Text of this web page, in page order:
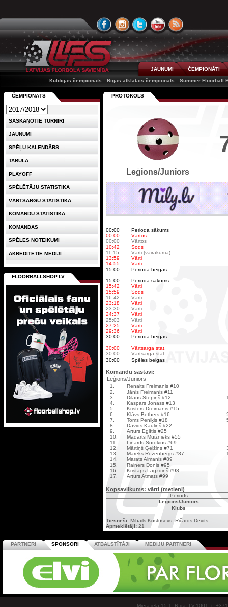
JAUNUMI
ČEMPIONĀTI
Kuldīgas čempionāts
Rīgas atklātais čempionāts Summer Floorball
PROTOKOLS
Leģions/Juniors
00:00
Perioda sākums
00:00
Vārtos
00:00
Vārtos
10:42
Sods
11:15
Vārti (vairākumā)
13:59
Vārti
14:55
Vārti
15:00
Perioda beigas
15:00
Perioda sākums
15:42
Vārti
15:59
Sods
16:42
Vārti
23:18
Vārti
23:30
Vārti
24:37
Vārti
25:03
Vārti
27:25
Vārti
29:36
Vārti
30:00
Perioda beigas
30:00
Vārtsarga stat.
30:00
Vārtsarga stat.
30:00
Spēles beigas
Komandu sastāvi:
Leģions/Juniors
1.
Renalts Freimanis #10
2.
Jānis Freimanis #11
3.
Dilans Stepiņš #12
4.
Kaspars Jonass #13
5.
Kristers Dreimanis #15
6.
Klāvs Bethers #16
7.
Toms Peniķis #18
8.
Dāvids Kauliņš #22
9.
Arturs Eglītis #25
10.
Madarts Muižnieks #55
11.
Linards Sorokins #69
12.
Mārtiņš Ģelžins #71
13.
Mareks Rozenbergs #87
14.
Marats Almanis #89
15.
Rainers Donis #95
16.
Kristaps Lagzdiņš #98
17.
Arturs Atmats #99
Kopsavilkums: vārti (metieni)
Periods
Leģions/Juniors
Klubs
Tiesneši: Mihails Kostusevs, Ričards Dēvits
Apmeklētāji: 21
ČEMPIONĀTS
SASKAŅOTIE TURNĪRI
JAUNUMI
SPĒĻU KALENDĀRS
TABULA
PLAYOFF
SPĒLĒTĀJU STATISTIKA
VĀRTSARGU STATISTIKA
KOMANDU STATISTIKA
KOMANDAS
SPĒLES NOTEIKUMI
AKREDITĒTIE MEDIJI
FLOORBALLSHOP.LV
PARTNERI SPONSORI ATBALSTĪTĀJI MEDIJU PARTNERI
Miera iela 15-1, Rīga, LV-1001, t: